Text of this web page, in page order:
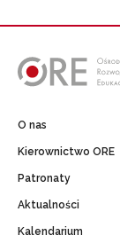
O nas
Kierownictwo ORE
Patronaty
Aktualności
Kalendarium